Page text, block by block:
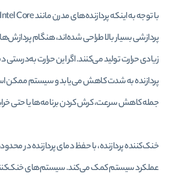
پردازشی بسیار بالا طراحی شده‌اند، هنگام
زیادی حرارت تولید می‌کنند. اگر این حرارت
پردازنده به شدت کاهش می‌یابد و سیستم ممکن
جمله کاهش سرعت، کرش کردن برنامه‌ها یا حتی
خنک‌کننده پردازنده، با حفظ دمای پردازنده در
عملکرد سیستم کمک می‌کند. سیستم‌های خنک‌کننده